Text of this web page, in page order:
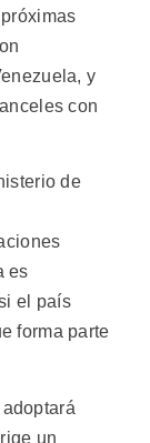
y
con
de
es
el país
forma parte
un